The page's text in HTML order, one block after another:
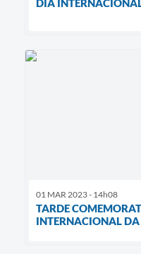
DIA
01 MAR 2023 - 14h08
TARDE
INTERNACIONAL